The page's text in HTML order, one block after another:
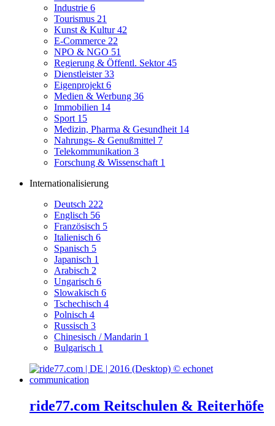
Industrie 6
Tourismus 21
Kunst & Kultur42
E-Commerce 22
NPO & NGO 51
Regierung & Öffentl. Sektor45
Dienstleister33
Eigenprojekt 6
Medien & Werbung 36
Immobilien 14
Sport 15
Medizin, Pharma & Gesundheit 14
Nahrungs- & Genußmittel 7
Telekommunikation 3
Forschung & Wissenschaft 1
Internationalisierung
Deutsch 222
Englisch 56
Französisch 5
Italienisch 6
Spanisch 5
Japanisch 1
Arabisch 2
Ungarisch 6
Slowakisch 6
Tschechisch 4
Polnisch 4
Russisch 3
Chinesisch / Mandarin 1
Bulgarisch 1
ride77.com Reitschulen & Reiterhöfe